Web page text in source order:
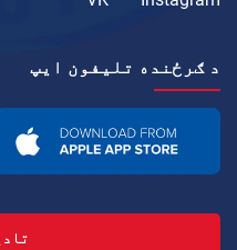
د ګرځنده تلیفون ايپ